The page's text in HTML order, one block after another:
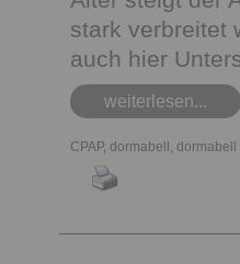
stark verbreitet
auch hier
weiterlesen...
CPAP, dormabell , dormabell